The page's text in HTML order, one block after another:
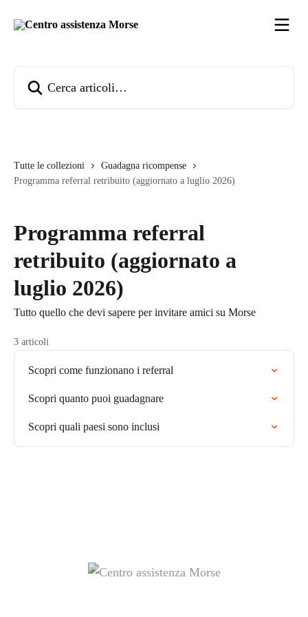
Tutte le collezioni
Guadagna ricompense
Programma referral retribuito (aggiornato a luglio 2026)
Programma referral
retribuito (aggiornato a
luglio 2026)
Tutto quello che devi sapere per invitare amici su Morse
3 articoli
Scopri come funzionano i referral
Scopri quanto puoi guadagnare
Scopri quali paesi sono inclusi